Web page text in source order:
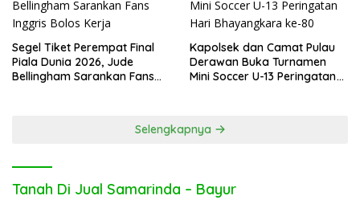
Segel Tiket Perempat Final
Piala Dunia 2026, Jude
Bellingham Sarankan Fans
Kapolsek dan Camat Pulau
Derawan Buka Turnamen
Mini Soccer U-13 Peringatan
Selengkapnya
Tanah Di Jual Samarinda – Bayur